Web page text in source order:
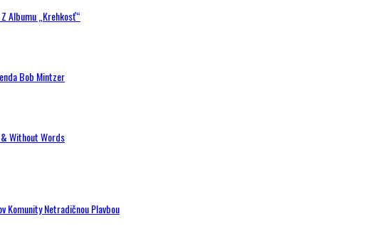
Albumu „Krehkosť“
Bob Mintzer
Without Words
Komunity Netradičnou Plavbou